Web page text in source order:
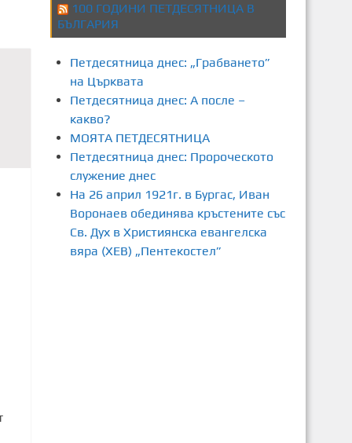
100 ГОДИНИ ПЕТДЕСЯТНИЦА В
БЪЛГАРИЯ
Петдесятница днес: „Грабването”
на Църквата
Петдесятница днес: А после –
какво?
МОЯТА ПЕТДЕСЯТНИЦА
Петдесятница днес: Пророческото
служение днес
На 26 април 1921г. в Бургас, Иван
Воронаев обединява кръстените със
Св. Дух в Християнска евангелска
вяра (ХЕВ) „Пентекостел”